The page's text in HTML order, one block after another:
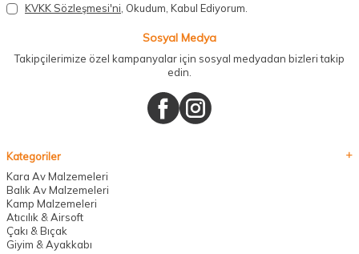
KVKK Sözleşmesi'ni , Okudum, Kabul Ediyorum.
Sosyal Medya
Takipçilerimize özel kampanyalar için sosyal medyadan bizleri takip
edin.
Kategoriler
Kara Av Malzemeleri
Balık Av Malzemeleri
Kamp Malzemeleri
Atıcılık & Airsoft
Çakı & Bıçak
Giyim & Ayakkabı